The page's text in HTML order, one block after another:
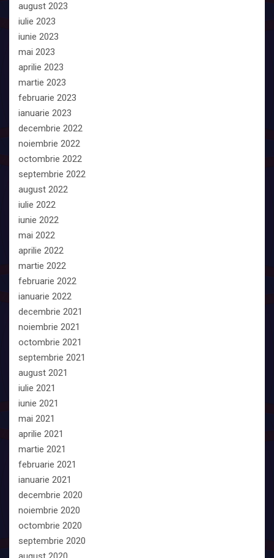
august 2023
iulie 2023
iunie 2023
mai 2023
aprilie 2023
martie 2023
februarie 2023
ianuarie 2023
decembrie 2022
noiembrie 2022
octombrie 2022
septembrie 2022
august 2022
iulie 2022
iunie 2022
mai 2022
aprilie 2022
martie 2022
februarie 2022
ianuarie 2022
decembrie 2021
noiembrie 2021
octombrie 2021
septembrie 2021
august 2021
iulie 2021
iunie 2021
mai 2021
aprilie 2021
martie 2021
februarie 2021
ianuarie 2021
decembrie 2020
noiembrie 2020
octombrie 2020
septembrie 2020